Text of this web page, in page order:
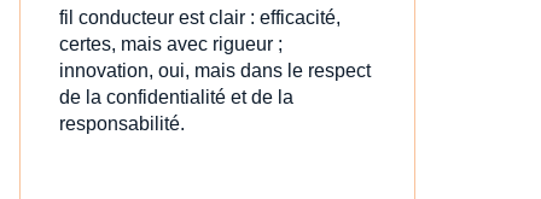
fil conducteur est clair : efficacité,
certes, mais avec rigueur ;
innovation, oui, mais dans le respect
de la confidentialité et de la
responsabilité.